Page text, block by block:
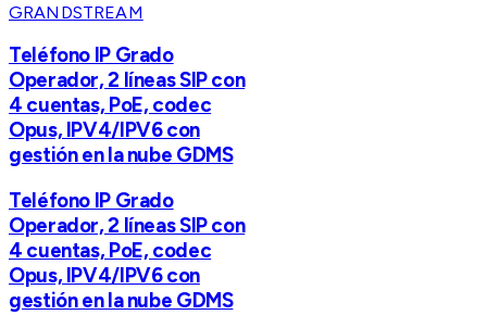
GRANDSTREAM
Teléfono IP Grado
Operador, 2 líneas SIP con
4 cuentas, PoE, codec
Opus, IPV4/IPV6 con
gestión en la nube GDMS
Teléfono IP Grado
Operador, 2 líneas SIP con
4 cuentas, PoE, codec
Opus, IPV4/IPV6 con
gestión en la nube GDMS